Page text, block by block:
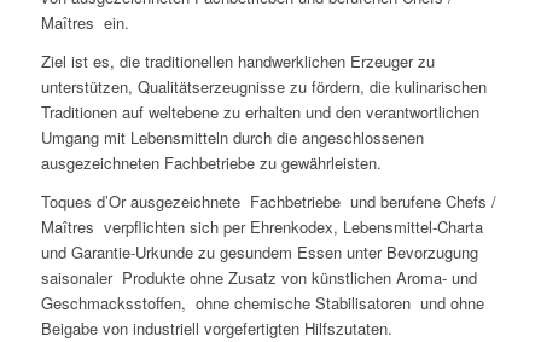
Maîtres ein.
Ziel ist es, die traditionellen handwerklichen Erzeuger zu
unterstützen, Qualitätserzeugnisse zu fördern, die kulinarischen
Traditionen auf weltebene zu erhalten und den verantwortlichen
Umgang mit Lebensmitteln durch die angeschlossenen
ausgezeichneten Fachbetriebe zu gewährleisten.
Toques d’Or ausgezeichnete Fachbetriebe und berufene Chefs /
Maîtres verpflichten sich per Ehrenkodex, Lebensmittel-Charta
und Garantie-Urkunde zu gesundem Essen unter Bevorzugung
saisonaler Produkte ohne Zusatz von künstlichen Aroma- und
Geschmacksstoffen, ohne chemische Stabilisatoren und ohne
Beigabe von industriell vorgefertigten Hilfszutaten.